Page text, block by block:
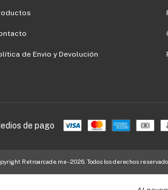
de Envio y Devolución
de pago
Retroarcade.me - 2026. Todos los derechos